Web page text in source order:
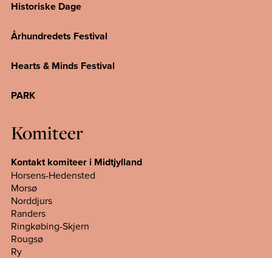
Historiske Dage
Århundredets Festival
Hearts & Minds Festival
PARK
Komiteer
Kontakt komiteer i Midtjylland
Horsens-Hedensted
Morsø
Norddjurs
Randers
Ringkøbing-Skjern
Rougsø
Ry